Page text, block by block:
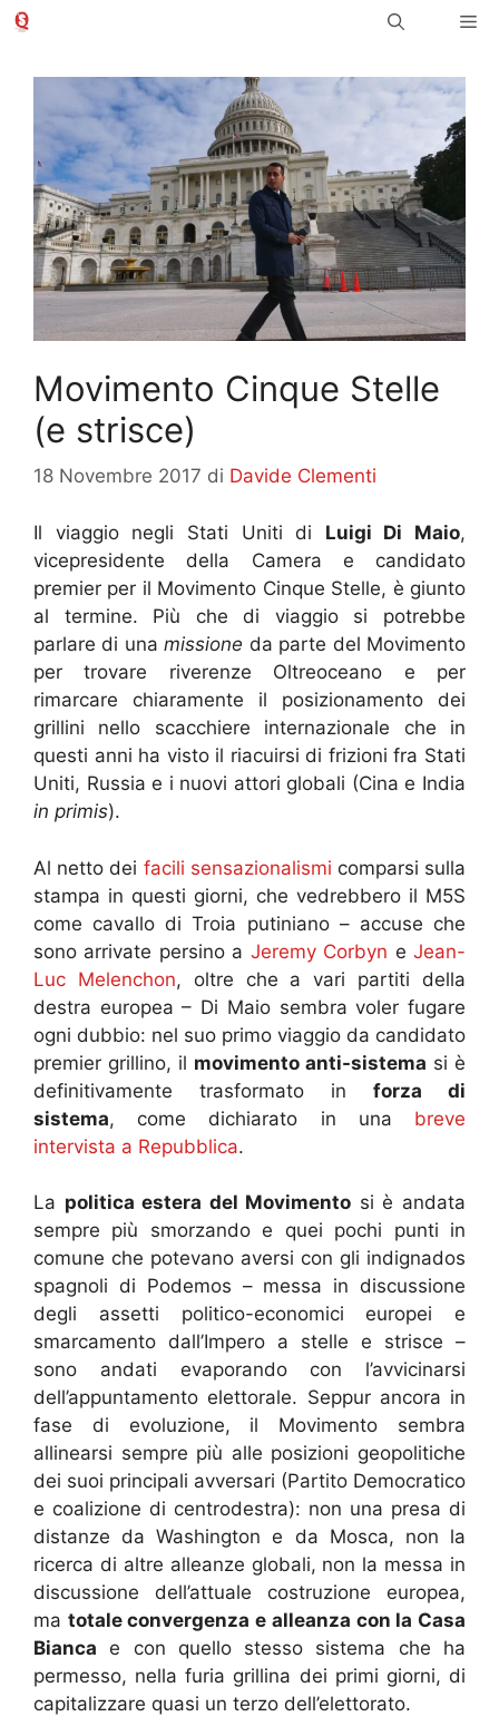
Vai
Movimento Cinque Stelle
(e strisce)
18 Novembre 2017 di Davide Clementi
Il viaggio negli Stati Uniti di Luigi Di Maio,
vicepresidente della Camera e candidato
premier per il Movimento Cinque Stelle, è giunto
al termine. Più che di viaggio si potrebbe
parlare di unamissione da parte del Movimento
per trovare riverenze Oltreoceano e per
rimarcare chiaramente il posizionamento dei
grillini nello scacchiere internazionale che in
questi anni ha visto il riacuirsi di frizioni fra Stati
Uniti, Russia e i nuovi attori globali (Cina e India
in primis).
Al netto dei facili sensazionalismi comparsi sulla
stampa in questi giorni, che vedrebbero il M5S
come cavallo di Troia putiniano – accuse che
sono arrivate persino a Jeremy Corbyn eJean-
Luc Melenchon, oltre che a vari partiti della
destra europea – Di Maio sembra voler fugare
ogni dubbio: nel suo primo viaggio da candidato
premier grillino, il movimento anti-sistema si è
definitivamente trasformato in forza di
sistema, come dichiarato in una breve
intervista a Repubblica.
La politica estera del Movimento si è andata
sempre più smorzando e quei pochi punti in
comune che potevano aversi con gli indignados
spagnoli di Podemos – messa in discussione
degli assetti politico-economici europei e
smarcamento dall’Impero a stelle e strisce –
sono andati evaporando con l’avvicinarsi
dell’appuntamento elettorale. Seppur ancora in
fase di evoluzione, il Movimento sembra
allinearsi sempre più alle posizioni geopolitiche
dei suoi principali avversari (Partito Democratico
e coalizione di centrodestra): non una presa di
distanze da Washington e da Mosca, non la
ricerca di altre alleanze globali, non la messa in
discussione dell’attuale costruzione europea,
ma totale convergenza e alleanza con la Casa
Bianca e con quello stesso sistema che ha
permesso, nella furia grillina dei primi giorni, di
capitalizzare quasi un terzo dell’elettorato.